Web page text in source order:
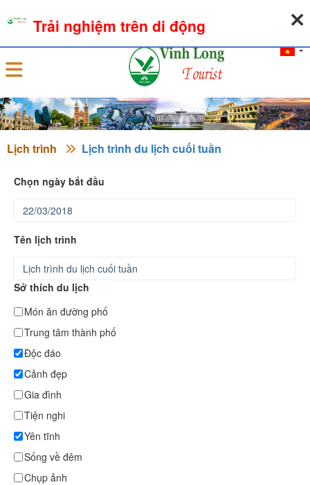
Đăng nhập
Lịch trình Lịch trình du lịch cuối tuần
Chọn ngày bắt đầu
Tên lịch trình
Sở thích du lịch
Món ăn đường phố
Trung tâm thành phố
Độc đáo
Cảnh đẹp
Gia đình
Tiện nghi
Yên tĩnh
Sống về đêm
Chụp ảnh
Trải nghiệm trên di động